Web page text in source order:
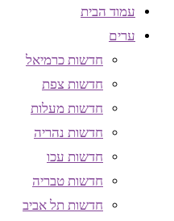
עמוד הבית
ערים
חדשות כרמיאל
חדשות צפת
חדשות מעלות
חדשות נהריה
חדשות עכו
חדשות טבריה
חדשות תל אביב